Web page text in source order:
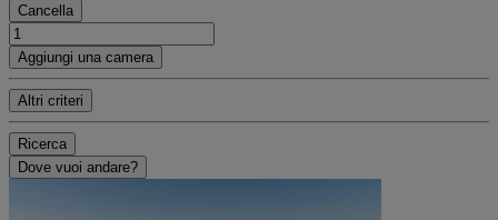
Cancella
Aggiungi una camera
Altri criteri
Ricerca
Dove vuoi andare?